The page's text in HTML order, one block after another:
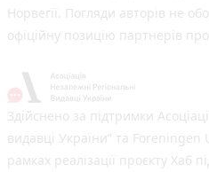
Норвегії. Погляди авторів не
офіційну позицію партнерів
Здійснено за підтримки
видавці України” та
рамках реалізації проєкту Хаб